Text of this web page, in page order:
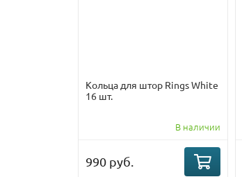
Кольца для штор Rings White
16 шт.
В наличии
990 руб.